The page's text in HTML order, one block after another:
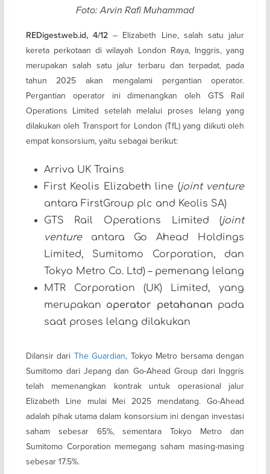
Foto: Arvin Rafi Muhammad
REDigest.web.id, 4/12– Elizabeth Line, salah satu jalur
kereta perkotaan di wilayah London Raya, Inggris, yang
merupakan salah satu jalur terbaru dan terpadat, pada
tahun 2025 akan mengalami pergantian operator.
Pergantian operator ini dimenangkan oleh GTS Rail
Operations Limited setelah melalui proses lelang yang
dilakukan oleh Transport for London (TfL) yang diikuti oleh
empat konsorsium, yaitu sebagai berikut:
Arriva UK Trains
First Keolis Elizabeth line (joint venture
antara FirstGroup plc and Keolis SA)
GTS Rail Operations Limited (joint
venture antara Go Ahead Holdings
Limited, Sumitomo Corporation, dan
Tokyo Metro Co. Ltd) – pemenang lelang
MTR Corporation (UK) Limited, yang
merupakan operator petahanan pada
saat proses lelang dilakukan
Dilansir dari The Guardian, Tokyo Metro bersama dengan
Sumitomo dari Jepang dan Go-Ahead Group dari Inggris
telah memenangkan kontrak untuk operasional jalur
Elizabeth Line mulai Mei 2025 mendatang. Go-Ahead
adalah pihak utama dalam konsorsium ini dengan investasi
saham sebesar 65%, sementara Tokyo Metro dan
Sumitomo Corporation memegang saham masing-masing
sebesar 17.5%.